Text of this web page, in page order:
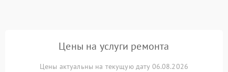
Цены на услуги ремонта
Цены актуальны на текущую дату 06.08.2026